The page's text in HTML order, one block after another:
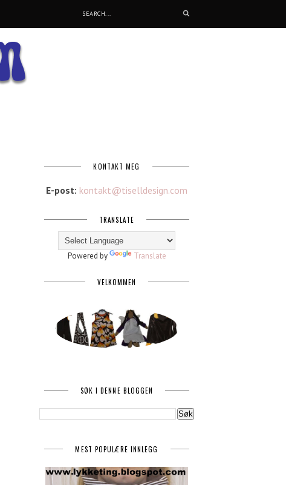
KONTAKT MEG
E-post: kontakt@tiselldesign.com
TRANSLATE
Powered by Translate
VELKOMMEN
SØK I DENNE BLOGGEN
MEST POPULÆRE INNLEGG